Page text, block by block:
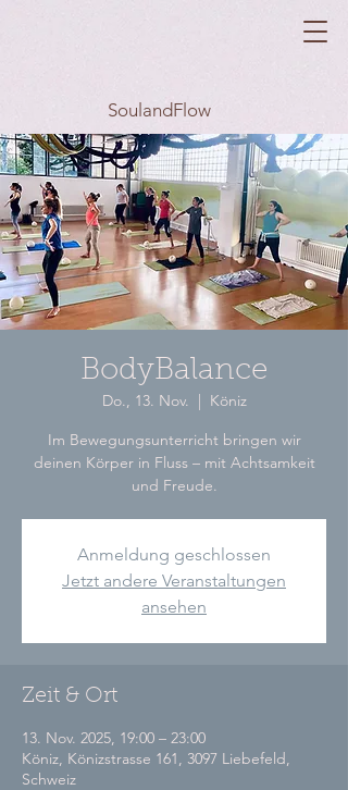
SoulandFlow
BodyBalance
Do., 13. Nov.
  |
Köniz
Im Bewegungsunterricht bringen wir
deinen Körper in Fluss – mit Achtsamkeit
und Freude.
Anmeldung geschlossen
Jetzt andere Veranstaltungen
ansehen
Zeit & Ort
13. Nov. 2025, 19:00 – 23:00
Köniz, Könizstrasse 161, 3097 Liebefeld,
Schweiz